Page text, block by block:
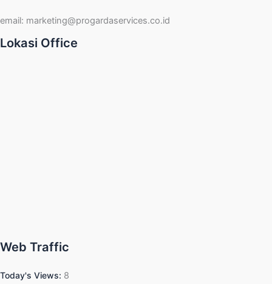
email: marketing@progardaservices.co.id
Lokasi Office
Web Traffic
Today's Views: 8